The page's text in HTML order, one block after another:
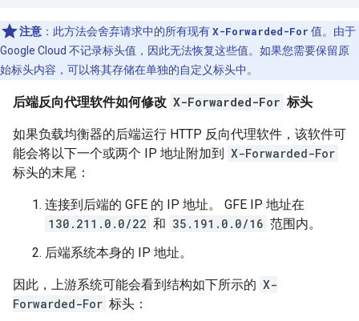
注意 ： 此方法会舍弃请求中的所有现有X-Forwarded-For 值。由于
Google Cloud 不记录标头值，因此无法恢复这些值。如果您需要保留原
始标头内容，可以将其存储在单独的自定义标头中。
后端反向代理软件如何修改 X-Forwarded-For 标头
如果负载均衡器的后端运行 HTTP 反向代理软件，该软件可
能会将以下一个或两个 IP 地址附加到
X-Forwarded-For
标头的末尾：
连接到后端的 GFE 的 IP 地址。 GFE IP 地址在
130.211.0.0/22 和 35.191.0.0/16 范围内。
后端系统本身的 IP 地址。
因此，上游系统可能会看到结构如下所示的 X-
Forwarded-For 标头：